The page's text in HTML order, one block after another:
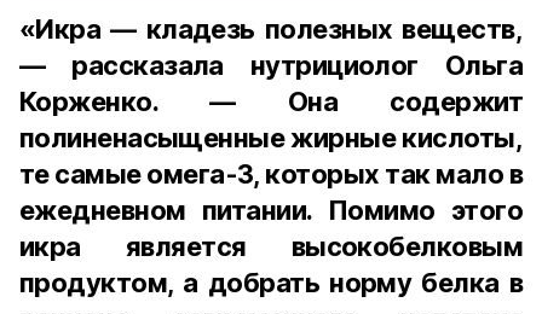
«Икра — кладезь полезных веществ,
— рассказала нутрициолог Ольга
Корженко. — Она содержит
полиненасыщенные жирные кислоты,
те самые омега-3, которых так мало в
ежедневном питании. Помимо этого
икра является высокобелковым
продуктом, а добрать норму белка в